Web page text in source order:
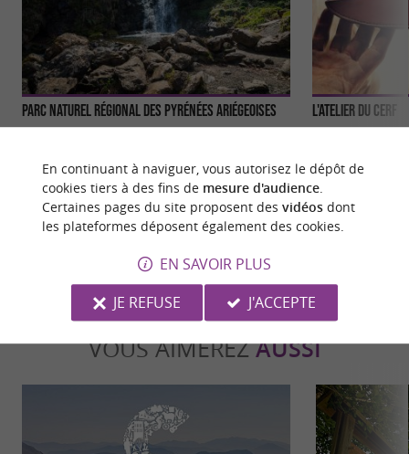
Parc naturel régional des Pyrénées Ariégeoises
montagnes de ...
3,1 km - Montels
L'Atelier du Cerf
4,1 km -
VOUS AIMEREZAUSSI
En continuant à naviguer, vous autorisez le dépôt de
cookies tiers à des fins de mesure d'audience.
Certaines pages du site proposent des vidéosdont
les plateformes déposent également des cookies.
EN SAVOIR PLUS
JE REFUSE
J'ACCEPTE